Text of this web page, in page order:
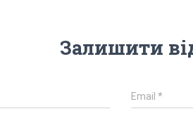
Залишити
Email*